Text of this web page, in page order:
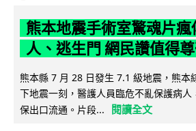
熊本地震手術室驚魂片
人、逃生門 網民讚值得
熊本縣 7 月 28 日發生 7.1 級地震，熊本
下地震一刻，醫護人員臨危不亂保護病人
保出口流通。片段...
閱讀全文